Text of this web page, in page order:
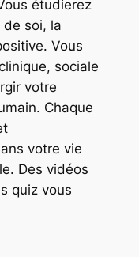
étudierez
de soi, la
Vous
sociale
votre
Chaque
votre vie
Des vidéos
quiz vous